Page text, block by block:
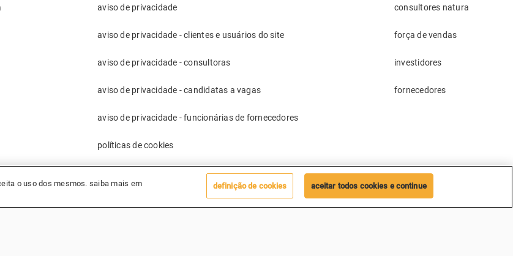
aviso de privacidade
aviso de privacidade - clientes e usuários do site
aviso de privacidade - consultoras
aviso de privacidade - candidatas a vagas
aviso de privacidade - funcionárias de fornecedores
políticas de cookies
consultores natura
força de vendas
investidores
fornecedores
o uso dos mesmos. saiba mais em
definição de cookies aceitar todos cookies e continue